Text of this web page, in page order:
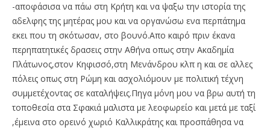
-αποφάσισα να πάω στη Κρήτη και να ψαξω την ιστορία της
αδελφης της μητέρας μου και να οργανώσω ενα περπάτημα
εκει που τη σκότωσαν, στo βουνό.Απο καιρό πριν έκανα
περηπατητικές δρασεις στην Αθήνα οπως στην Ακαδημία
Πλάτωνος,στον Κηφισσό,στη Μενάνδρου κλπ η και σε αλλες
πόλεις οπως στη Ρώμη και ασχολιόμουν με πολιτική τέχνη
συμμετέχοντας σε καταλήψεις.Πηγα μόνη μου να βρω αυτή τη
τοποθεσία στα Σφακιά μαλιστα με λεοφωρείο και μετά με ταξί
,έμεινα στο ορεινό χωριό Καλλικράτης και προσπάθησα να